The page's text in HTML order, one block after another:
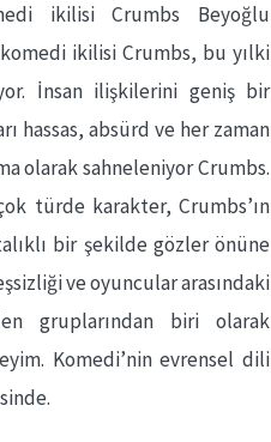
ikilisi Crumbs Beyoğlu
komedi ikilisi Crumbs, bu yılki
İnsan ilişkilerini geniş bir
hassas, ab­sürd ve her zaman
olarak sahneleniyor Crumbs.
türde karakter, Crumbs’ın
bir şe­kilde gözler önüne
ve oyuncular arasındaki
gruplarından biri olarak
Komedi’nin evrensel dili